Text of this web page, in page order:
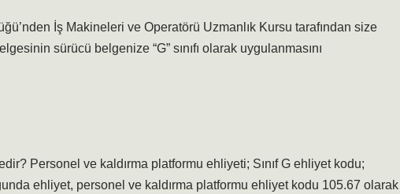
İş Makineleri ve Operatörü Uzmanlık Kursu tarafından size
sürücü belgenize “G” sınıfı olarak uygulanmasını
Personel ve kaldırma platformu ehliyeti; Sınıf G ehliyet kodu;
ehliyet, personel ve kaldırma platformu ehliyet kodu 105.67 olarak